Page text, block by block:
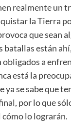
realmente un
la Tierra
que sean
batallas están
obligados a
está la
ya se sabe que
por lo que
lo lograrán.